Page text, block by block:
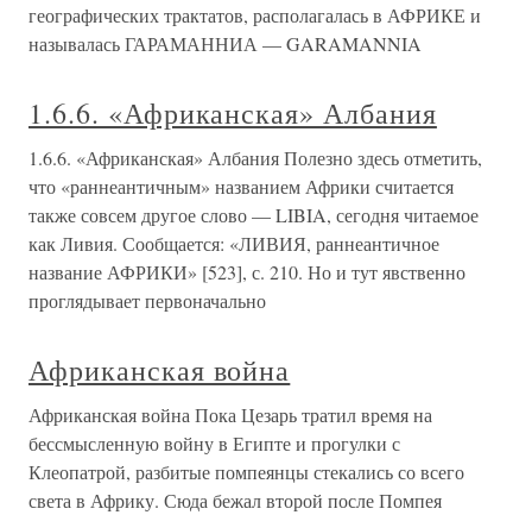
географических трактатов, располагалась в АФРИКЕ и
называлась ГАРАМАННИА — GARAMANNIA
1.6.6. «Африканская» Албания
1.6.6. «Африканская» Албания Полезно здесь отметить,
что «раннеантичным» названием Африки считается
также совсем другое слово — LIBIA, сегодня читаемое
как Ливия. Сообщается: «ЛИВИЯ, раннеантичное
название АФРИКИ» [523], с. 210. Но и тут явственно
проглядывает первоначально
Африканская война
Африканская война Пока Цезарь тратил время на
бессмысленную войну в Египте и прогулки с
Клеопатрой, разбитые помпеянцы стекались со всего
света в Африку. Сюда бежал второй после Помпея